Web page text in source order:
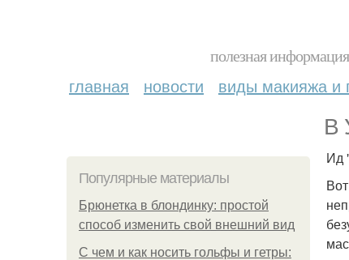
полезная
главная новости виды макияжа и
В
Популярные материалы
Брюнетка в блондинку: простой
способ изменить свой внешний вид
С чем и как носить гольфы и гетры:
Ид